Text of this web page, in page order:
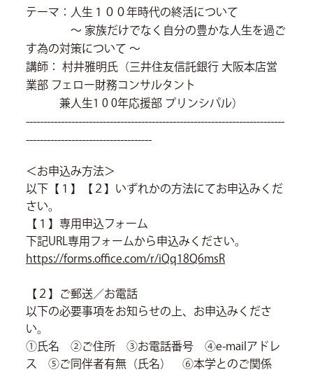
テーマ：人生１００年時代の終活について
～ 家族だけでなく自分の豊かな人生を過ご
す為の対策について ～
講師： 村井雅明氏（三井住友信託銀行 大阪本店営
業部 フェロー財務コンサルタント
兼人生1 0 0年応援部 プリンシパル）
--------------------------------------------------------------------------
------------------------------------
＜お申込み方法＞
以下【１】【２】いずれかの方法にてお申込みくだ
さい。
【１】専用申込フォーム
下記URL専用フォームから申込みください。
https://forms.office.com/r/iQq18Q6msR
【２】ご郵送／お電話
以下の必要事項をお知らせの上、お申込みくださ
い。
①氏名 ②ご住所 ③お電話番号 ④e-mailアドレ
ス ⑤ご同伴者有無（氏名） ⑥本学とのご関係